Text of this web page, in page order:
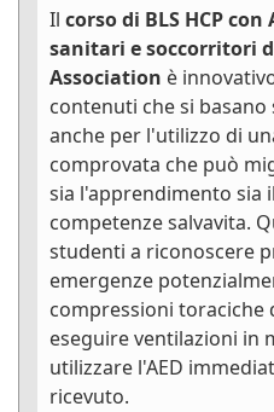
Il corso di BLS HCP
sanitari e soccorritori
Association è
contenuti che si basano
anche per l'utilizzo di
comprovata che può
sia l'apprendimento sia
competenze salvavita.
studenti a riconoscere
emergenze
compressioni toraciche
eseguire ventilazioni in
utilizzare l'AED
ricevuto.